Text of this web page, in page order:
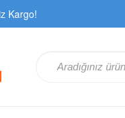
Kargo!